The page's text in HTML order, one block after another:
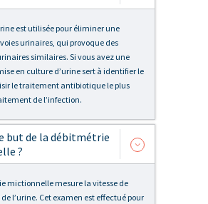
est utilisée pour éliminer une
urinaires, qui provoque des
similaires. Si vous avez une
en culture d’urine sert à identifier le
le traitement antibiotique le plus
de l’infection.
but de la débitmétrie
?
mictionnelle mesure la vitesse de
l’urine. Cet examen est effectué pour